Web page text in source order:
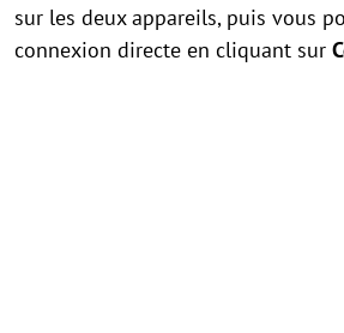
sur les deux appareils, puis vous
connexion directe en cliquant sur